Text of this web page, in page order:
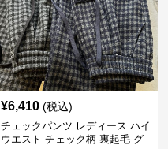
¥6,410 (税込)
チェックパンツ レディース ハイ
ウエスト チェック柄 裏起毛 グ